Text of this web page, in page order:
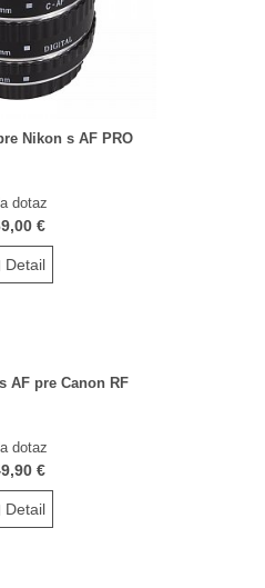
Nikon s AF PRO
dotaz
€
Detail
AF pre Canon RF
dotaz
€
Detail